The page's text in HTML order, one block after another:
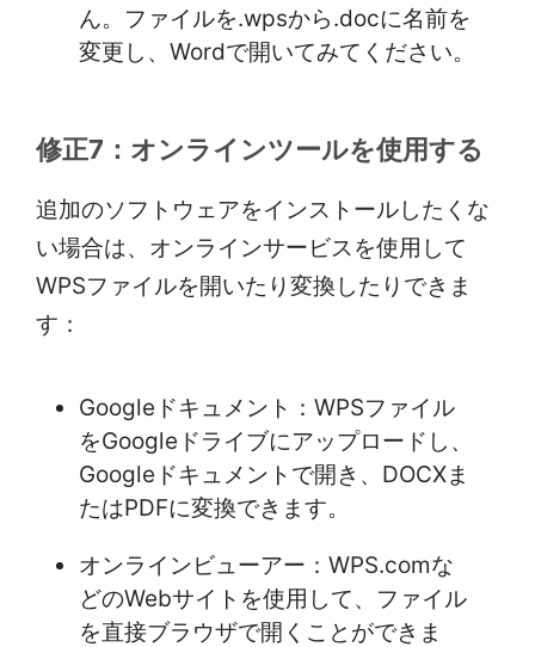
ん。ファイルを.wpsから.docに名前を
変更し、Wordで開いてみてください。
修正7：オンラインツールを使用する
追加のソフトウェアをインストールしたくな
い場合は、オンラインサービスを使用して
WPSファイルを開いたり変換したりできま
す：
Googleドキュメント：WPSファイル
をGoogleドライブにアップロードし、
Googleドキュメントで開き、DOCXま
たはPDFに変換できます。
オンラインビューアー：WPS.comな
どのWebサイトを使用して、ファイル
を直接ブラウザで開くことができま